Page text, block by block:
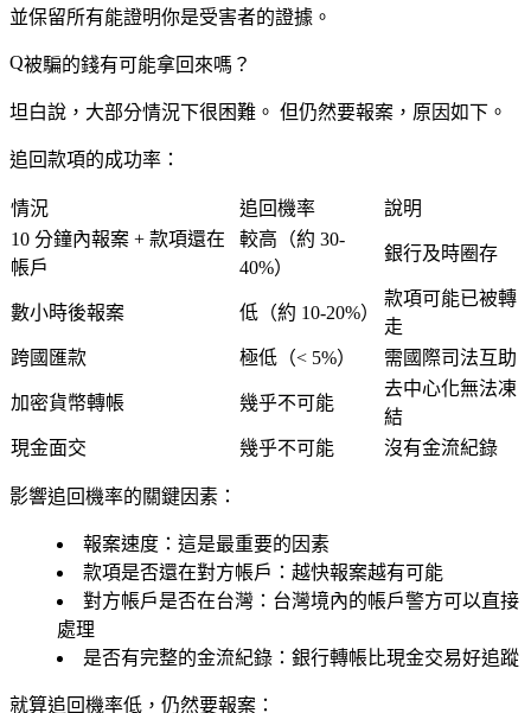
並保留所有能證明你是受害者的證據。
被騙的錢有可能拿回來嗎？
坦白說，大部分情況下很困難。 但仍然要報案，原因如下。
追回款項的成功率：
情況 追回機率
說明
10 分鐘內報案 + 款項還在
帳戶
較高（約 30-
40%）
銀行及時圈存
數小時後報案 低（約 10-20%）
款項可能已被轉
走
跨國匯款
極低（< 5%） 需國際司法互助
加密貨幣轉帳 幾乎不可能
去中心化無法凍
結
現金面交
幾乎不可能 沒有金流紀錄
影響追回機率的關鍵因素：
報案速度 ：這是最重要的因素
款項是否還在對方帳戶 ：越快報案越有可能
對方帳戶是否在台灣 ：台灣境內的帳戶警方可以直接
處理
是否有完整的金流紀錄 ：銀行轉帳比現金交易好追蹤
就算追回機率低，仍然要報案：